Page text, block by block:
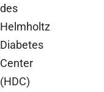
des
Helmholtz
Diabetes
Center
(HDC)